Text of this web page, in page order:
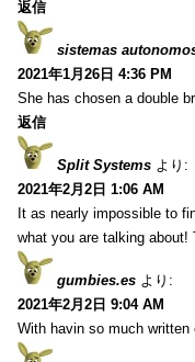
返信
sistemas
2021年1月26日 4:36 PM
She has chosen a double
返信
Split Systems より:
2021年2月2日 1:06 AM
It as nearly impossible to
what you are talking about!
gumbies.es より:
2021年2月2日 9:04 AM
With havin so much